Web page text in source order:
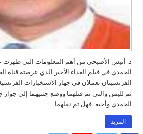
د. أنيس الأصبحي من أهم المعلومات التي ظهرت
الفرنسيتان تعملان في جهاز الاستخبارات
ثم لليمن والتي تم قتلهما ووضع جثتيهما إلى جوار
الحمدي وأخيه. فهل تم نقلهما ...
المزيد